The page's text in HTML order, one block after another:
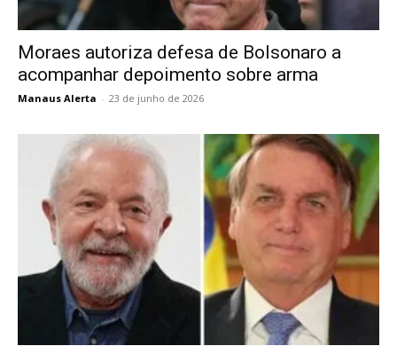
Moraes autoriza defesa de Bolsonaro a
acompanhar depoimento sobre arma
Manaus Alerta - 23 de junho de 2026